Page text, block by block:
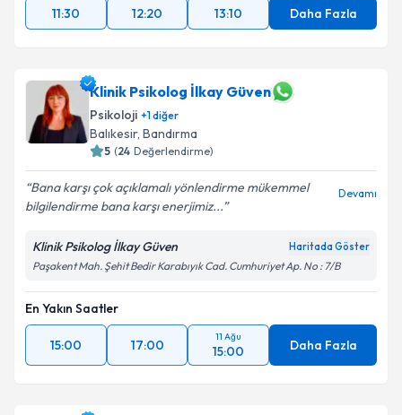
11:30
12:20 13:10 Daha Fazla
Klinik Psikolog İlkay Güven
Psikoloji +1diğer
Balıkesir, Bandırma
5 (24 Değerlendirme)
Bana karşı çok açıklamalı yönlendirme mükemmel
bilgilendirme bana karşı enerjimiz...
Devamı
Klinik Psikolog İlkay Güven Haritada Göster
Paşakent Mah. Şehit Bedir Karabıyık Cad. Cumhuriyet Ap. No : 7/B
En Yakın Saatler
15:00 17:00
11 Ağu
15:00 Daha Fazla